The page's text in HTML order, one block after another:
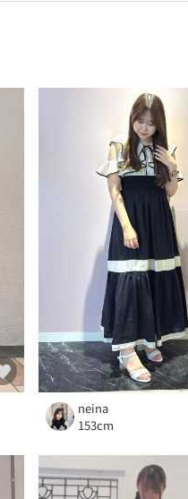
neina
153cm